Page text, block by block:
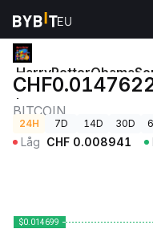
Kryptopriser
pris
BITCOIN
24H 7D 14D 30D
Låg CHF 0.008941